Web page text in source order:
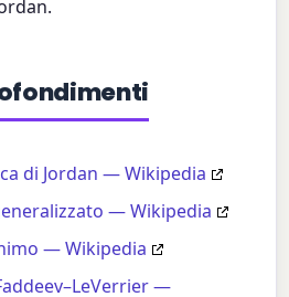
di Jordan — Wikipedia
— Wikipedia
— Wikipedia
—